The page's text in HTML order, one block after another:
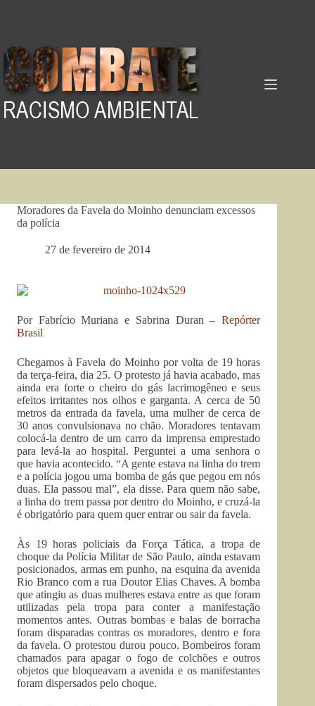
Moradores da Favela do Moinho denunciam excessos
da polícia
27 de fevereiro de 2014
Por Fabrício Muriana e Sabrina Duran –Repórter
Brasil
Chegamos à Favela do Moinho por volta de 19 horas
da terça-feira, dia 25. O protesto já havia acabado, mas
ainda era forte o cheiro do gás lacrimogêneo e seus
efeitos irritantes nos olhos e garganta. A cerca de 50
metros da entrada da favela, uma mulher de cerca de
30 anos convulsionava no chão. Moradores tentavam
colocá-la dentro de um carro da imprensa emprestado
para levá-la ao hospital. Perguntei a uma senhora o
que havia acontecido. “A gente estava na linha do trem
e a polícia jogou uma bomba de gás que pegou em nós
duas. Ela passou mal”, ela disse. Para quem não sabe,
a linha do trem passa por dentro do Moinho, e cruzá-la
é obrigatório para quem quer entrar ou sair da favela.
Às 19 horas policiais da Força Tática, a tropa de
choque da Polícia Militar de São Paulo, ainda estavam
posicionados, armas em punho, na esquina da avenida
Rio Branco com a rua Doutor Elias Chaves. A bomba
que atingiu as duas mulheres estava entre as que foram
utilizadas pela tropa para conter a manifestação
momentos antes. Outras bombas e balas de borracha
foram disparadas contras os moradores, dentro e fora
da favela. O protestou durou pouco. Bombeiros foram
chamados para apagar o fogo de colchões e outros
objetos que bloqueavam a avenida e os manifestantes
foram dispersados pelo choque.